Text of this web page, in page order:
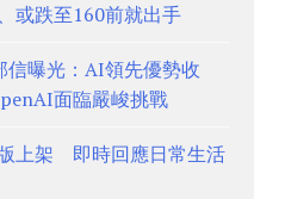
或跌至160前就出手
曝光：AI領先優勢收
面臨嚴峻挑戰
版上架 即時回應日常生活